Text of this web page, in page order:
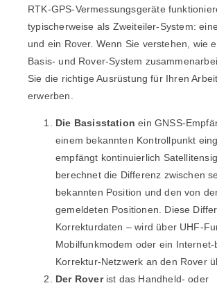
RTK-GPS-Vermessungsgeräte
typischerweise als Zweiteiler-System:
und ein Rover. Wenn Sie verstehen, wie
Basis- und Rover-System
Sie die richtige Ausrüstung für Ihren
erwerben.
Die Basisstation ein GNSS-
einem bekannten Kontrollpunkt
empfängt kontinuierlich
berechnet die Differenz zwischen
bekannten Position und den von
gemeldeten Positionen. Diese
Korrekturdaten – wird über UHF-
Mobilfunkmodem oder ein Internet-
Korrektur-Netzwerk an den Rover
Der Roverist das Handheld- oder